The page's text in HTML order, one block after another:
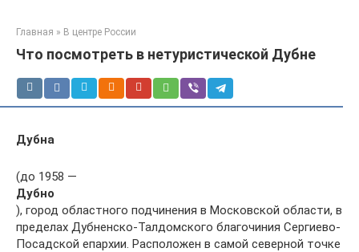
Главная » В центре России
Что посмотреть в нетуристической Дубне
Дубна
(до 1958 —
Дубно
), город областного подчинения в Московской области, в
пределах Дубненско-Талдомского благочиния Сергиево-
Посадской епархии. Расположен в самой северной точке